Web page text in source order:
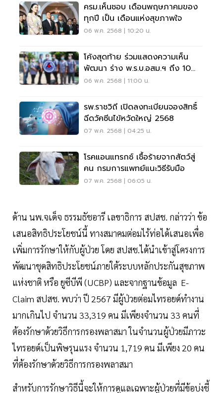
ครม.เห็นชอบ เดือนพฤษภาคมของ
ทุกปี เป็น เดือนแห่งสุขภาพใจ
06 พ.ค. 2568 | 10:20 น.
โค้งสุดท้าย ร่วมแสดงความเห็น
พัฒนา ร่าง พ.ร.บ.อสม.ฯ ถึง 10
พ.ค.นี้
06 พ.ค. 2568 | 11:00 น.
รพ.ราชวิถี เปิดลงทะเบียนจองสิทธิ์
ฉีดวัคซีนไข้หวัดใหญ่ 2568
07 พ.ค. 2568 | 04:25 น.
โรคแอนแทรกซ์ เชื้อร้ายจากสัตว์สู่
คน กรมการแพทย์แนะวิธีรับมือ
07 พ.ค. 2568 | 06:05 น.
ด้าน นพ.จเด็จ ธรรมธัชอารี เลขาธิการ สปสช. กล่าวว่า ข้อ
เสนอสิทธิประโยชน์นี้ ทางสมาคมต่อมไร้ท่อได้เสนอเพื่อ
เพิ่มการรักษาให้กับผู้ป่วย โดย สปสช.ได้นำเข้าสู่โครงการ
พัฒนาชุดสิทธิประโยชน์ภายใต้ระบบหลักประกันสุขภาพ
แห่งชาติ หรือ ยูซีบีพี (UCBP) และจากฐานข้อมูล E-
Claim สปสช. พบว่า ปี 2567 มีผู้ป่วยต่อมไทรอยด์ทำงาน
มากเกินไป จำนวน 33,319 คน มีเพียงจำนวน 33 คนที่
ต้องรักษาด้วยวิธีการกรองพลาสมา ในจำนวนผู้ป่วยมีภาวะ
ไทรอยด์เป็นพิษรุนแรง จำนวน 1,719 คน มีเพียง 20 คน
ที่ต้องรักษาด้วยวิธีการกรองพลาสมา
สำหรับการรักษาวิธีนี้จะให้การดูแลเฉพาะผู้ป่วยที่มีข้อบ่งชี้